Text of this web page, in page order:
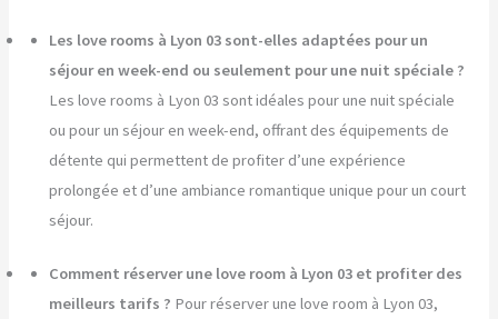
Les love rooms à Lyon 03 sont-elles adaptées pour un
séjour en week-end ou seulement pour une nuit spéciale ?
Les love rooms à Lyon 03 sont idéales pour une nuit spéciale
ou pour un séjour en week-end, offrant des équipements de
détente qui permettent de profiter d’une expérience
prolongée et d’une ambiance romantique unique pour un court
séjour.
Comment réserver une love room à Lyon 03 et profiter des
meilleurs tarifs ? Pour réserver une love room à Lyon 03,